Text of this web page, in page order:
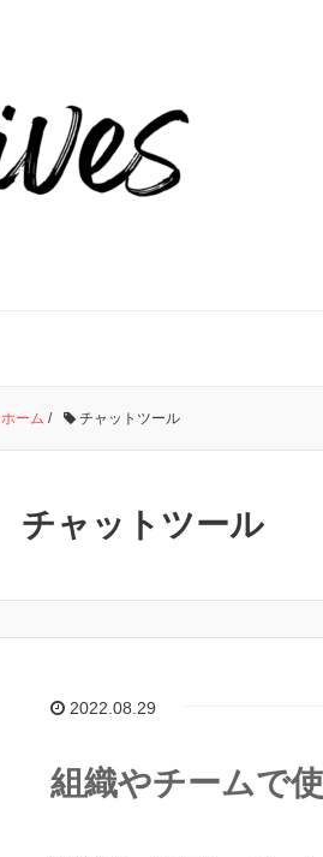
ホーム / チャットツール
チャットツール
2022.08.29
組織やチームで